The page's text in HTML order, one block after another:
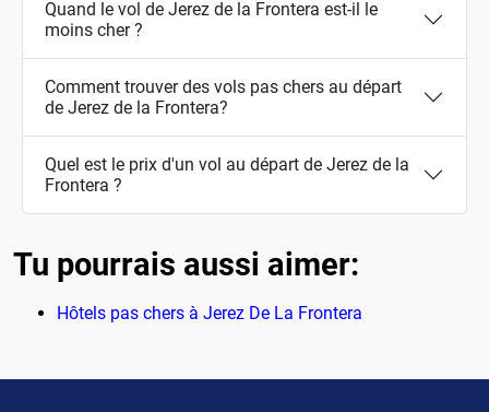
Quand le vol de Jerez de la Frontera est-il le
moins cher ?
Comment trouver des vols pas chers au départ
de Jerez de la Frontera?
Quel est le prix d'un vol au départ de Jerez de la
Frontera ?
Tu pourrais aussi aimer:
Hôtels pas chers à Jerez De La Frontera